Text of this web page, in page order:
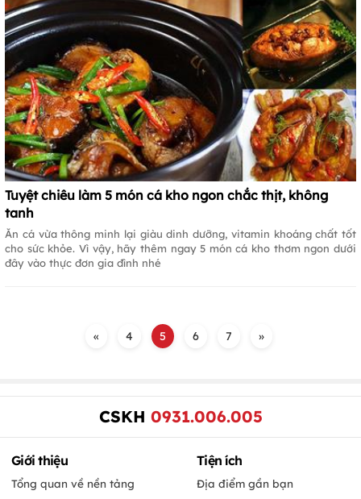
Tuyệt chiêu làm 5 món cá kho ngon chắc thịt, không
tanh
Ăn cá vừa thông minh lại giàu dinh dưỡng, vitamin khoáng chất tốt
cho sức khỏe. Vì vậy, hãy thêm ngay 5 món cá kho thơm ngon dưới
đây vào thực đơn gia đình nhé
« 4 5 6 7 »
CSKH 0931.006.005
Giới thiệu
Tổng quan về nền tảng
Tiện ích
Địa điểm gần bạn